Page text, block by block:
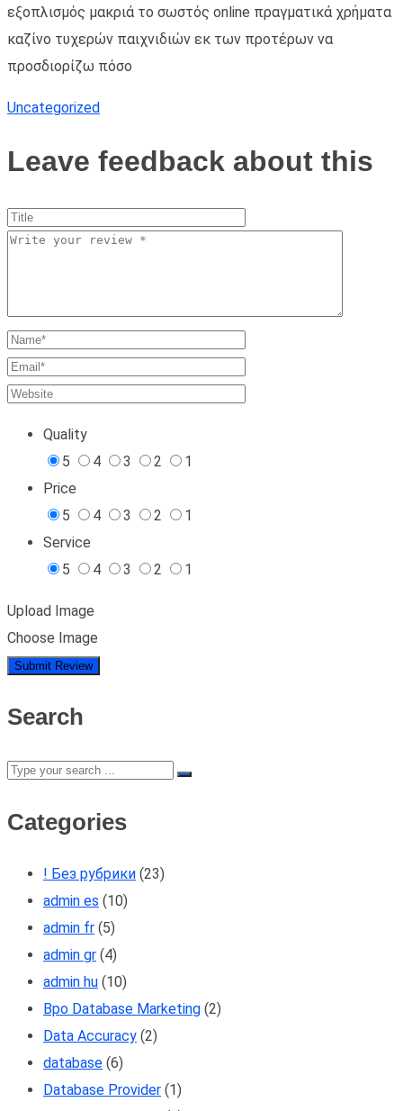
εξοπλισμός μακριά το σωστός online πραγματικά χρήματα
καζίνο τυχερών παιχνιδιών εκ των προτέρων να
προσδιορίζω πόσο
Uncategorized
Leave feedback about this
Quality
5
4 3 2
1
Price
5
4 3 2
1
Service
5
4 3 2 1
Upload Image
Choose Image
Search
Categories
! Без рубрики (23)
admin es (10)
admin fr (5)
admin gr (4)
admin hu (10)
Bpo Database Marketing (2)
Data Accuracy (2)
database (6)
Database Provider (1)